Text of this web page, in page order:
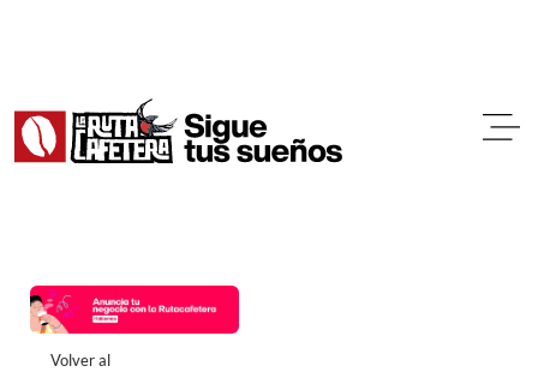
Volver al